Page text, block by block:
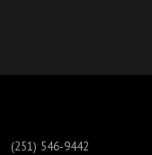
(251) 546-9442